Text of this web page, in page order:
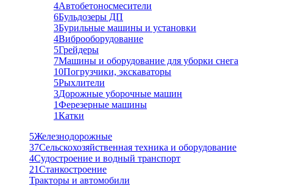
4Автобетоносмесители
6Бульдозеры ДП
3Бурильные машины и установки
4Виброоборудование
5Грейдеры
7Машины и оборудование для уборки снега
10Погрузчики, экскаваторы
5Рыхлители
3Дорожные уборочные машин
1Ферезерные машины
1Катки
5Железнодорожные
37Сельскохозяйственная техника и оборудование
4Судостроение и водный транспорт
21Станкостроение
Тракторы и автомобили